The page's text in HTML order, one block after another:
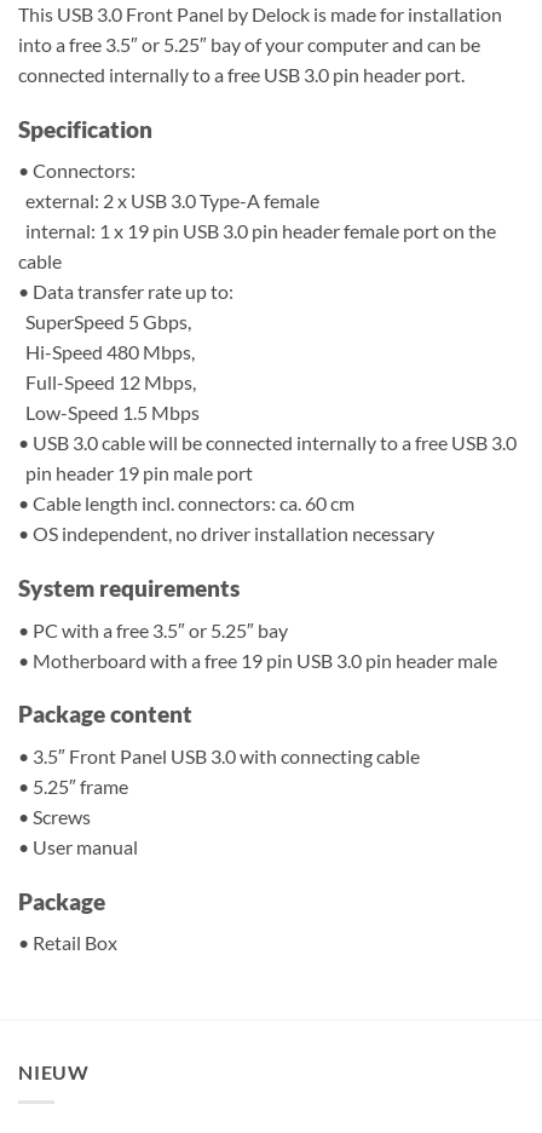
This USB 3.0 Front Panel by Delock is made for installation
into a free 3.5″ or 5.25″ bay of your computer and can be
connected internally to a free USB 3.0 pin header port.
Specification
• Connectors:
external: 2 x USB 3.0 Type-A female
internal: 1 x 19 pin USB 3.0 pin header female port on the
cable
• Data transfer rate up to:
SuperSpeed 5 Gbps,
Hi-Speed 480 Mbps,
Full-Speed 12 Mbps,
Low-Speed 1.5 Mbps
• USB 3.0 cable will be connected internally to a free USB 3.0
pin header 19 pin male port
• Cable length incl. connectors: ca. 60 cm
• OS independent, no driver installation necessary
System requirements
• PC with a free 3.5″ or 5.25″ bay
• Motherboard with a free 19 pin USB 3.0 pin header male
Package content
• 3.5″ Front Panel USB 3.0 with connecting cable
• 5.25″ frame
• Screws
• User manual
Package
• Retail Box
NIEUW